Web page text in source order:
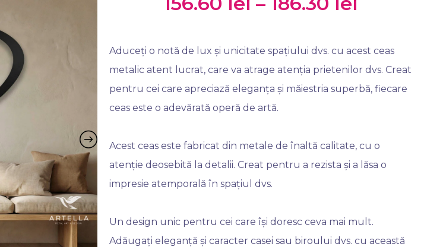
Aduceți o notă de lux și unicitate spațiului dvs. cu acest ceas
metalic atent lucrat, care va atrage atenția prietenilor dvs. Creat
pentru cei care apreciază eleganța și măiestria superbă, fiecare
ceas este o adevărată operă de artă.
Acest ceas este fabricat din metale de înaltă calitate, cu o
atenție deosebită la detalii. Creat pentru a rezista și a lăsa o
impresie atemporală în spațiul dvs.
Un design unic pentru cei care își doresc ceva mai mult.
Adăugați eleganță și caracter casei sau biroului dvs. cu această